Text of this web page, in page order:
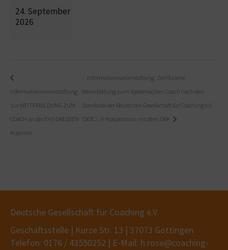
24. September
2026
Informationsveranstaltung
zur WEITERBILDUNG ZUM
COACH an der EHS DRESDEN
Kopieren
Informationsveranstaltung: Zertifizierte
Weiterbildung zum Systemischen Coach nach den
Standards der Deutschen Gesellschaft für Coaching e.V.
(DGfC), in Kooperation mit dem DRK
Deutsche Gesellschaft für Coaching e.V.
Geschäftsstelle | Kurze Str. 13 | 37073 Göttingen
Telefon: 0176 / 43550252 | E-Mail: h.rose@coaching-